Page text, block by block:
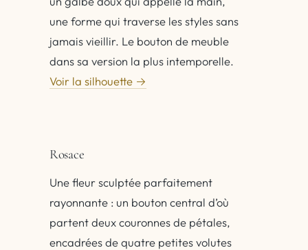
une forme qui traverse les styles sans
jamais vieillir. Le bouton de meuble
dans sa version la plus intemporelle.
Voir la silhouette →
Rosace
Une fleur sculptée parfaitement
rayonnante : un bouton central d’où
partent deux couronnes de pétales,
encadrées de quatre petites volutes